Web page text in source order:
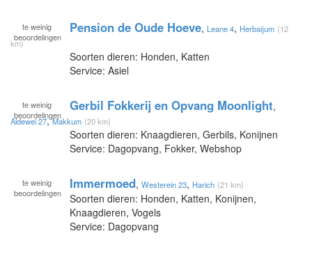
te weinig
beoordelingen
Pension de Oude Hoeve, Leane 4, Herbaijum (12
km)
Soorten dieren: Honden, Katten
Service: Asiel
te weinig
beoordelingen
Gerbil Fokkerij en Opvang Moonlight,
Aldewei 27,Makkum (20 km)
Soorten dieren: Knaagdieren, Gerbils, Konijnen
Service: Dagopvang, Fokker, Webshop
te weinig
beoordelingen
Immermoed, Westerein 23, Harich (21 km)
Soorten dieren: Honden, Katten, Konijnen,
Knaagdieren, Vogels
Service: Dagopvang